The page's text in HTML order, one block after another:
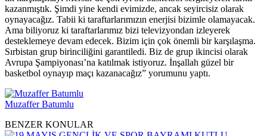
kazanmıştık. Şimdi yine kendi evimizde, ancak seyircisiz olarak
oynayacağız. Tabii ki taraftarlarımızın enerjisi bizimle olamayacak.
Ama biliyoruz ki taraftarlarımız bizi televizyondan izleyerek
desteklemeye devam edecek. Bizim için çok önemli bir karşılaşma.
Sırbistan grup birinciliğini garantiledi. Biz de grup ikincisi olarak
Avrupa Şampiyonası’na katılmak istiyoruz. İnşallah güzel bir
basketbol oynayıp maçı kazanacağız” yorumunu yaptı.
Muzaffer Batumlu
BENZER KONULAR